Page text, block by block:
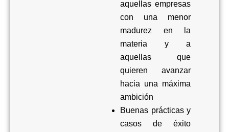
aquellas empresas
con una menor
madurez en la
materia y a
aquellas que
quieren avanzar
hacia una máxima
ambición
Buenas prácticas y
casos de éxito